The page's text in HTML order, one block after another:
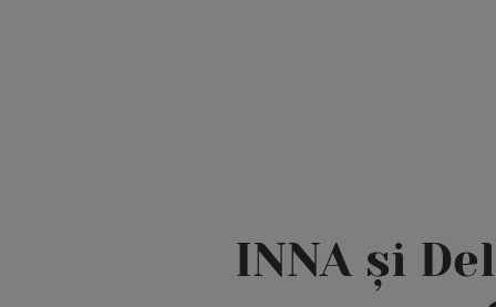
INNA și